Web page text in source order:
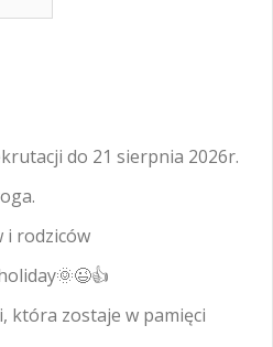
do 21 sierpnia 2026r.
i rodziców
która zostaje w pamięci